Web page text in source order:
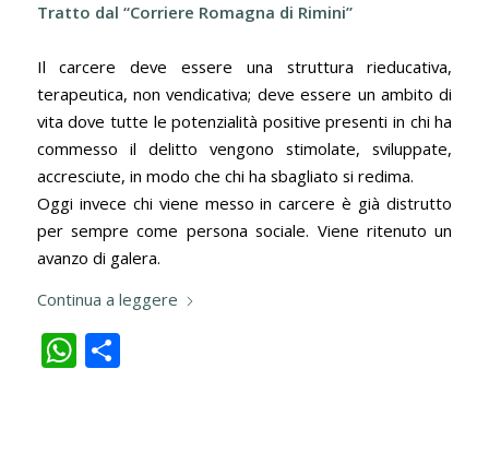
Tratto dal “Corriere Romagna di Rimini”
Il carcere deve essere una struttura rieducativa,
terapeutica, non vendicativa; deve essere un ambito di
vita dove tutte le potenzialità positive presenti in chi ha
commesso il delitto vengono stimolate, sviluppate,
accresciute, in modo che chi ha sbagliato si redima.
Oggi invece chi viene messo in carcere è già distrutto
per sempre come persona sociale. Viene ritenuto un
avanzo di galera.
Continua a leggere
WhatsApp
Condividi